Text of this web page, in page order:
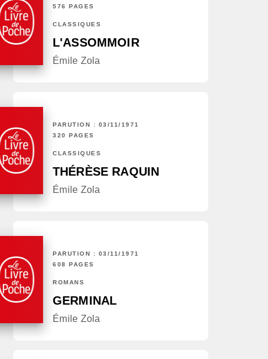
576 PAGES
CLASSIQUES
L'ASSOMMOIR
Émile Zola
PARUTION : 03/11/1971
320 PAGES
CLASSIQUES
THÉRÈSE RAQUIN
Émile Zola
PARUTION : 03/11/1971
608 PAGES
ROMANS
GERMINAL
Émile Zola